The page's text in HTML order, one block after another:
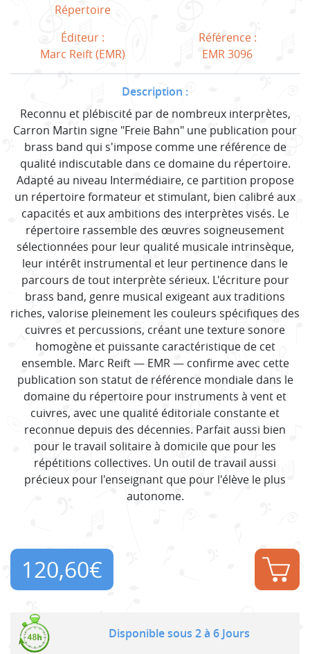
Répertoire
Éditeur :
Marc Reift (EMR)
Référence :
EMR 3096
Description :
Reconnu et plébiscité par de nombreux interprètes,
Carron Martin signe "Freie Bahn" une publication pour
brass band qui s'impose comme une référence de
qualité indiscutable dans ce domaine du répertoire.
Adapté au niveau Intermédiaire, ce partition propose
un répertoire formateur et stimulant, bien calibré aux
capacités et aux ambitions des interprètes visés. Le
répertoire rassemble des œuvres soigneusement
sélectionnées pour leur qualité musicale intrinsèque,
leur intérêt instrumental et leur pertinence dans le
parcours de tout interprète sérieux. L'écriture pour
brass band, genre musical exigeant aux traditions
riches, valorise pleinement les couleurs spécifiques des
cuivres et percussions, créant une texture sonore
homogène et puissante caractéristique de cet
ensemble. Marc Reift — EMR — confirme avec cette
publication son statut de référence mondiale dans le
domaine du répertoire pour instruments à vent et
cuivres, avec une qualité éditoriale constante et
reconnue depuis des décennies. Parfait aussi bien
pour le travail solitaire à domicile que pour les
répétitions collectives. Un outil de travail aussi
précieux pour l'enseignant que pour l'élève le plus
autonome.
120,60€
Disponible sous 2 à 6 Jours